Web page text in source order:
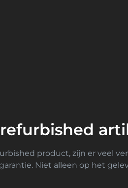
product, zijn er veel
Niet alleen op het